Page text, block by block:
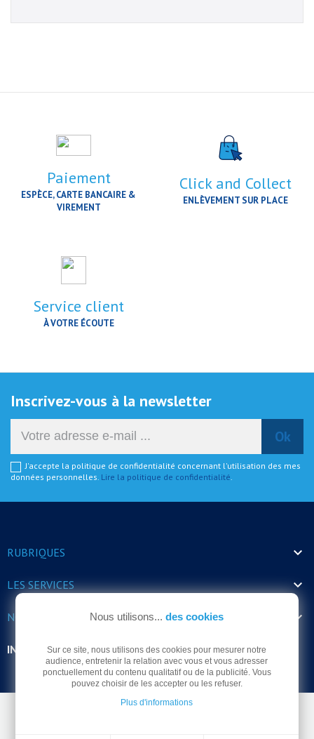
Paiement
ESPÈCE, CARTE BANCAIRE &
VIREMENT
Click and Collect
ENLÈVEMENT SUR PLACE
Service client
À VOTRE ÉCOUTE
Inscrivez-vous à la newsletter
J'accepte la politique de confidentialité concernant l'utilisation des mes
données personnelles. Lire la politique de confidentialité
RUBRIQUES 
LES SERVICES 
NOS HORAIRES 
INFORMATIONS
Nous utilisons... des cookies
Sur ce site, nous utilisons des cookies pour mesurer notre
audience, entretenir la relation avec vous et vous adresser
ponctuellement du contenu qualitatif ou de la publicité. Vous
pouvez choisir de les accepter ou les refuser.
Plus d'informations